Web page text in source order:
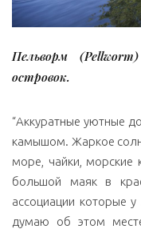
Пельворм
островок.
“Аккуратные уютные
камышом. Жаркое
море, чайки, морские
большой маяк в
ассоциации которые
думаю об этом